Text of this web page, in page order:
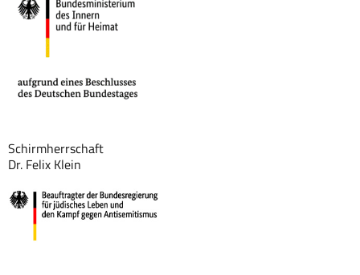
Schirmherrschaft
Dr. Felix Klein